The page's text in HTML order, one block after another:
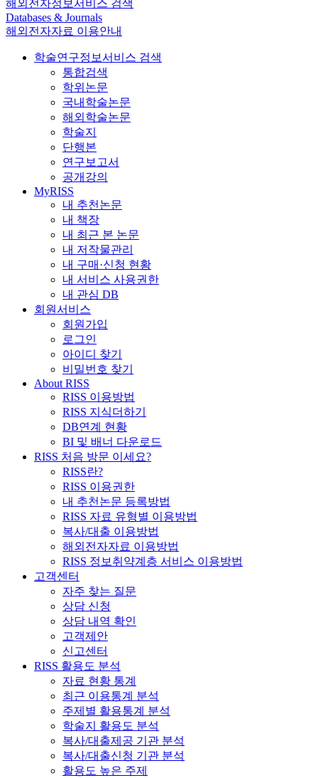
해외전자정보서비스 검색
Databases & Journals
해외전자자료 이용안내
학술연구정보서비스 검색
통합검색
학위논문
국내학술논문
해외학술논문
학술지
단행본
연구보고서
공개강의
MyRISS
내 추천논문
내 책장
내 최근 본 논문
내 저작물관리
내 구매·신청 현황
내 서비스 사용권한
내 관심 DB
회원서비스
회원가입
로그인
아이디 찾기
비밀번호 찾기
About RISS
RISS 이용방법
RISS 지식더하기
DB연계 현황
BI 및 배너 다운로드
RISS 처음 방문 이세요?
RISS란?
RISS 이용권한
내 추천논문 등록방법
RISS 자료 유형별 이용방법
복사/대출 이용방법
해외전자자료 이용방법
RISS 정보취약계층 서비스 이용방법
고객센터
자주 찾는 질문
상담 신청
상담 내역 확인
고객제안
신고센터
RISS 활용도 분석
자료 현황 통계
최근 이용통계 분석
주제별 활용통계 분석
학술지 활용도 분석
복사/대출제공 기관 분석
복사/대출신청 기관 분석
활용도 높은 주제